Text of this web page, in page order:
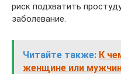
риск подхватить
заболевание.
Читайте также: К
женщине или